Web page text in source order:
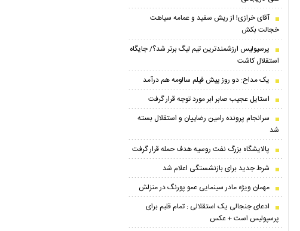
آقای خرازی! از ریش سفید و عمامه سیاهت
خجالت بکش
پرسپولیس ارزشمندترین تیم لیگ برتر شد؟/ جایگاه
استقلال کاشت
یک مداح: دو روز پیش فیلم سالومه هم درآمد
استایل عجیب صابر ابر مورد توجه قرار گرفت
سرانجام پرونده رامین رضاییان و استقلال بسته
شد
پالایشگاه بزرگ نفت روسیه هدف حمله قرار گرفت
شرط جدید برای بازنشستگی اعلام شد
مهمان ویژه مادر سینمایی عمو پورنگ در منزلش
ادعای جنجالی یک استقلالی : تمام قلبم برای
پرسپولیس است + عکس